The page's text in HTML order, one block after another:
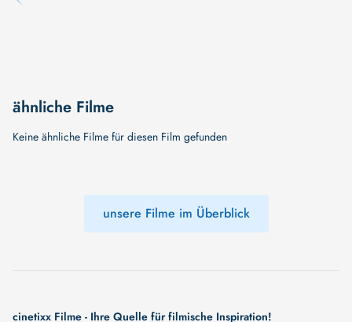
ähnliche Filme
Keine ähnliche Filme für diesen Film gefunden
unsere Filme im Überblick
cinetixx Filme - Ihre Quelle für filmische Inspiration!